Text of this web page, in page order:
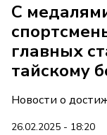
С
главных
тайскому
Новости о
26.02.2025 - 18:20